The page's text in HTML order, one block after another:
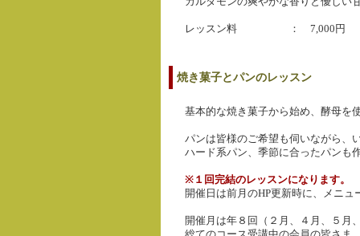
レッスン料 ： 7,000円
焼き菓子とパンのレッスン
基本的な焼き菓子から始め、酵母を
パンは皆様のご希望も伺いながら、
ハード系パン、季節に合ったパンも
※１回完結のレッスンになります。
開催日は前月のHP更新時に、メニ
開催月は年８回（２月、４月、５月